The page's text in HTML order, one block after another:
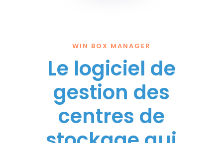
WIN BOX MANAGER
Le logiciel de
gestion des
centres de